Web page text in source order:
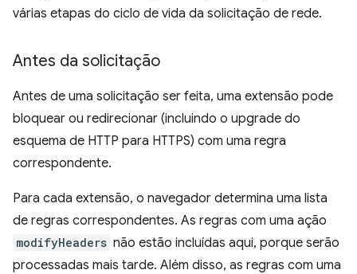
várias etapas do ciclo de vida da solicitação de rede.
Antes da solicitação
Antes de uma solicitação ser feita, uma extensão pode
bloquear ou redirecionar (incluindo o upgrade do
esquema de HTTP para HTTPS) com uma regra
correspondente.
Para cada extensão, o navegador determina uma lista
de regras correspondentes. As regras com uma ação
modifyHeaders não estão incluídas aqui, porque serão
processadas mais tarde. Além disso, as regras com uma